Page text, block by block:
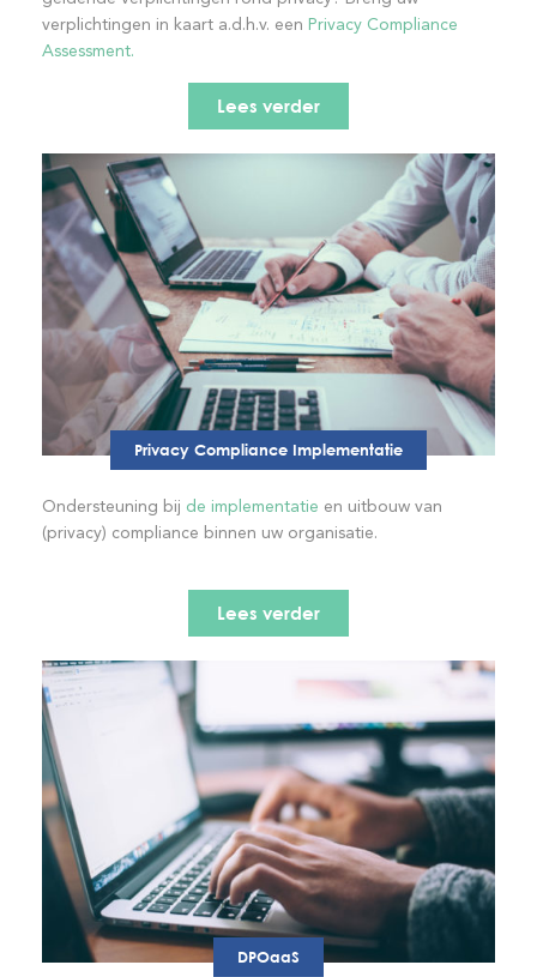
verplichtingen in kaart a.d.h.v. een Privacy Compliance
Assessment.
Lees verder
Privacy Compliance Implementatie
Ondersteuning bij de implementatie en uitbouw van
(privacy) compliance binnen uw organisatie.
Lees verder
DPOaaS